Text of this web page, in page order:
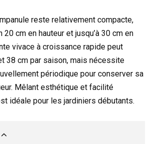
reste relativement compacte,
20 cm en hauteur et jusqu’à 30 cm en
vivace à croissance rapide peut
38 cm par saison, mais nécessite
périodique pour conserver sa
Mêlant esthétique et facilité
idéale pour les jardiniers débutants.